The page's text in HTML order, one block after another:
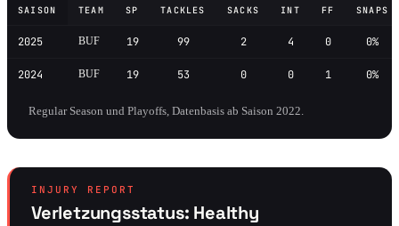
SAISON TEAM SP TACKLES SACKS INT FF SNAPS
2025 BUF 19 99 2 4 0 0%
2024 BUF 19 53 0 0 1 0%
Regular Season und Playoffs, Datenbasis ab Saison 2022.
INJURY REPORT
Verletzungsstatus: Healthy